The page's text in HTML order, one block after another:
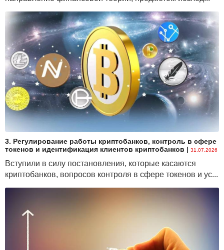
3. Регулирование работы криптобанков, контроль в сфере
токенов и идентификация клиентов криптобанков | 31.07.2026
Вступили в силу постановления, которые касаются
криптобанков, вопросов контроля в сфере токенов и ус...